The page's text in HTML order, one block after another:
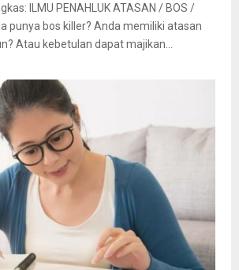
ILMU PENAHLUK ATASAN / BOS /
punya bos killer? Anda memiliki atasan
Atau kebetulan dapat majikan...